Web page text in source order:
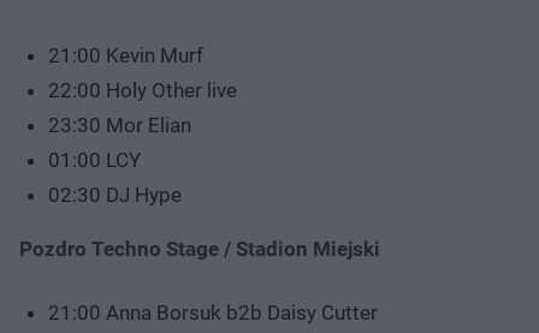
21:00 Kevin Murf
22:00 Holy Other live
23:30 Mor Elian
01:00 LCY
02:30 DJ Hype
Pozdro Techno Stage / Stadion Miejski
21:00 Anna Borsuk b2b Daisy Cutter